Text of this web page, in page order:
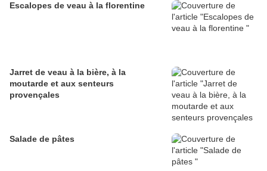
Escalopes de veau à la florentine
Jarret de veau à la bière, à la
moutarde et aux senteurs
provençales
Salade de pâtes